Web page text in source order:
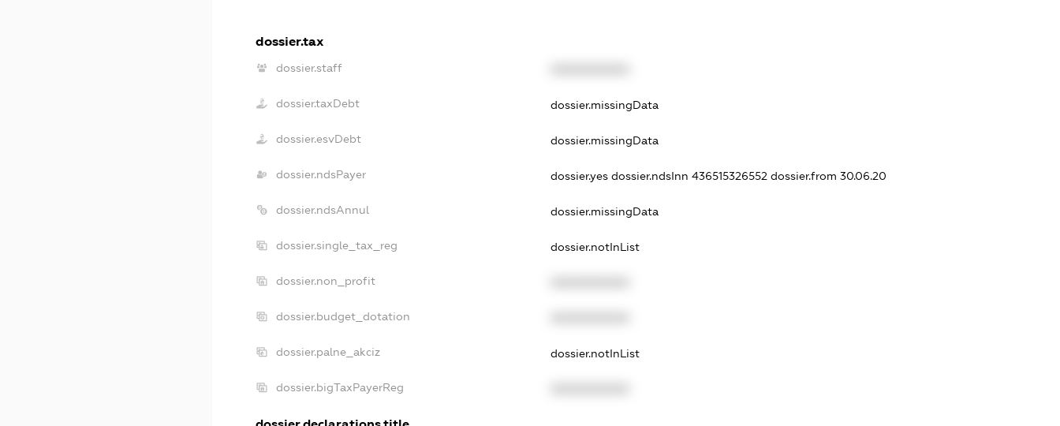
dossier.tax
dossier.staff
dossier.taxDebt dossier.missingData
dossier.esvDebt dossier.missingData
dossier.ndsPayer dossier.yes dossier.ndsInn 436515326552 dossier.from 30.06.20
dossier.ndsAnnul dossier.missingData
dossier.single_tax_reg dossier.notInList
dossier.non_profit
dossier.budget_dotation
dossier.palne_akciz dossier.notInList
dossier.bigTaxPayerReg